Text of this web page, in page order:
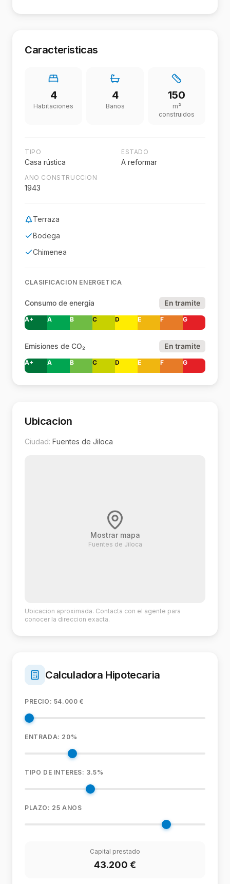
Caracteristicas
4
Habitaciones
4
Banos
150
m²
construidos
TIPO
Casa rústica
ESTADO
A reformar
ANO CONSTRUCCION
1943
Terraza
Bodega
Chimenea
CLASIFICACION ENERGETICA
Consumo de energia En tramite
A+ A B C D E F G
Emisiones de CO₂ En tramite
A+ A B C D E F G
Ubicacion
Ciudad: Fuentes de Jiloca
Mostrar mapa
Fuentes de Jiloca
Ubicacion aproximada. Contacta con el agente para
conocer la direccion exacta.
Calculadora Hipotecaria
PRECIO: 54.000 €
ENTRADA: 20%
TIPO DE INTERES: 3.5%
PLAZO: 25 ANOS
Capital prestado
43.200 €